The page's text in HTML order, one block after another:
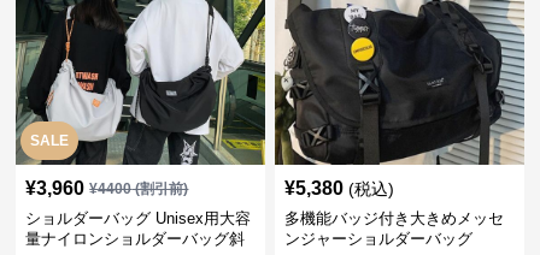
SALE
¥3,960 ¥4400(割引前)
ショルダーバッグ Unisex用大容
量ナイロンショルダーバッグ斜
¥5,380 (税込)
多機能バッジ付き大きめメッセ
ンジャーショルダーバッグ